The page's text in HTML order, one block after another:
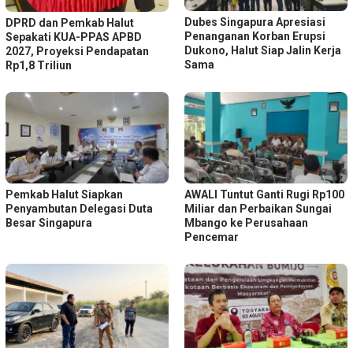
DPRD dan Pemkab Halut
Sepakati KUA-PPAS APBD
2027, Proyeksi Pendapatan
Rp1,8 Triliun
Dubes Singapura Apresiasi
Penanganan Korban Erupsi
Dukono, Halut Siap Jalin Kerja
Sama
Pemkab Halut Siapkan
Penyambutan Delegasi Duta
Besar Singapura
AWALI Tuntut Ganti Rugi Rp100
Miliar dan Perbaikan Sungai
Mbango ke Perusahaan
Pencemar